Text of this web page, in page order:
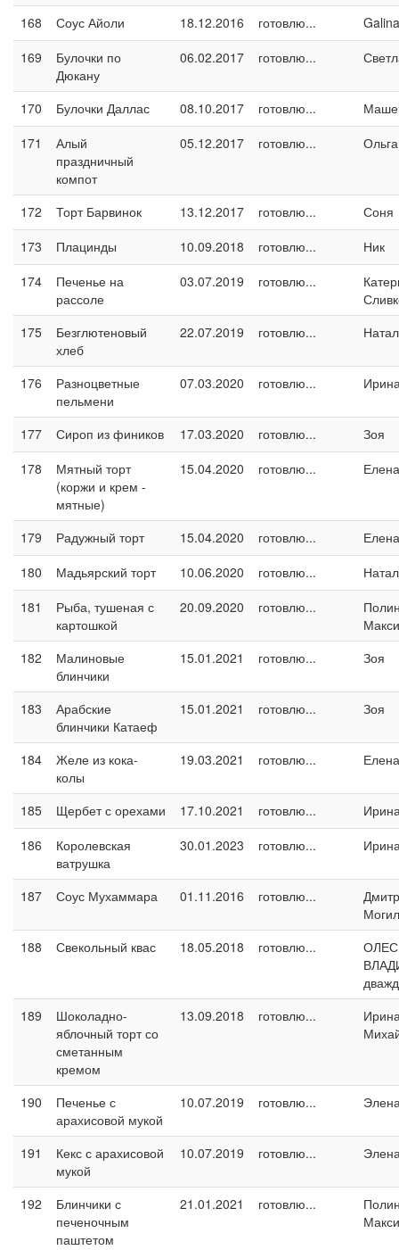
168
Соус Айоли 18.12.2016 готовлю...
169
Булочки по
Дюкану
06.02.2017 готовлю...
170 Булочки Даллас 08.10.2017 готовлю...
171
Алый
праздничный
компот
05.12.2017 готовлю...
172 Торт Барвинок 13.12.2017 готовлю...
Соня
173
Плацинды 10.09.2018 готовлю...
Ник
174
Печенье на
рассоле
03.07.2019 готовлю...
175
Безглютеновый
хлеб
22.07.2019 готовлю...
176
Разноцветные
пельмени
07.03.2020 готовлю...
177 Сироп из фиников 17.03.2020 готовлю...
Зоя
178
Мятный торт
(коржи и крем -
мятные)
15.04.2020 готовлю...
179 Радужный торт 15.04.2020 готовлю...
180
Мадьярский торт 10.06.2020 готовлю...
181
Рыба, тушеная с
картошкой
20.09.2020 готовлю...
182
Малиновые
блинчики
15.01.2021 готовлю... Зоя
183
Арабские
блинчики Катаеф
15.01.2021 готовлю... Зоя
184
Желе из кока-
колы
19.03.2021 готовлю...
185 Щербет с орехами 17.10.2021 готовлю...
186
Королевская
ватрушка
30.01.2023 готовлю...
187 Соус Мухаммара 01.11.2016 готовлю...
188
Свекольный квас 18.05.2018 готовлю...
189
Шоколадно-
яблочный торт со
сметанным
кремом
13.09.2018 готовлю...
190
Печенье с
арахисовой мукой
10.07.2019 готовлю...
191
Кекс с арахисовой
мукой
10.07.2019 готовлю...
192
Блинчики с
печеночным
паштетом
21.01.2021 готовлю...